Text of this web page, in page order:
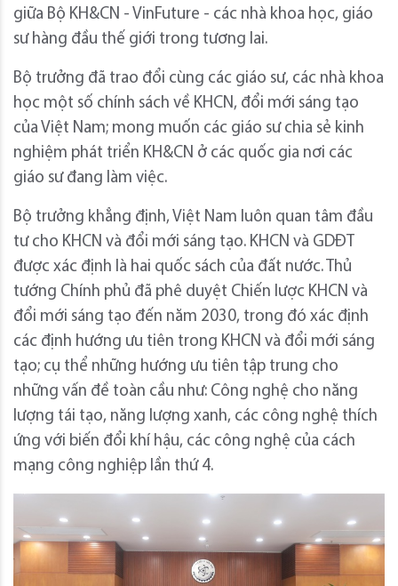
giữa Bộ KH&CN - VinFuture - các nhà khoa học, giáo
sư hàng đầu thế giới trong tương lai.
Bộ trưởng đã trao đổi cùng các giáo sư, các nhà khoa
học một số chính sách về KHCN, đổi mới sáng tạo
của Việt Nam; mong muốn các giáo sư chia sẻ kinh
nghiệm phát triển KH&CN ở các quốc gia nơi các
giáo sư đang làm việc.
Bộ trưởng khẳng định, Việt Nam luôn quan tâm đầu
tư cho KHCN và đổi mới sáng tạo. KHCN và GDĐT
được xác định là hai quốc sách của đất nước. Thủ
tướng Chính phủ đã phê duyệt Chiến lược KHCN và
đổi mới sáng tạo đến năm 2030, trong đó xác định
các định hướng ưu tiên trong KHCN và đổi mới sáng
tạo; cụ thể những hướng ưu tiên tập trung cho
những vấn đề toàn cầu như: Công nghệ cho năng
lượng tái tạo, năng lượng xanh, các công nghệ thích
ứng với biến đổi khí hậu, các công nghệ của cách
mạng công nghiệp lần thứ 4.